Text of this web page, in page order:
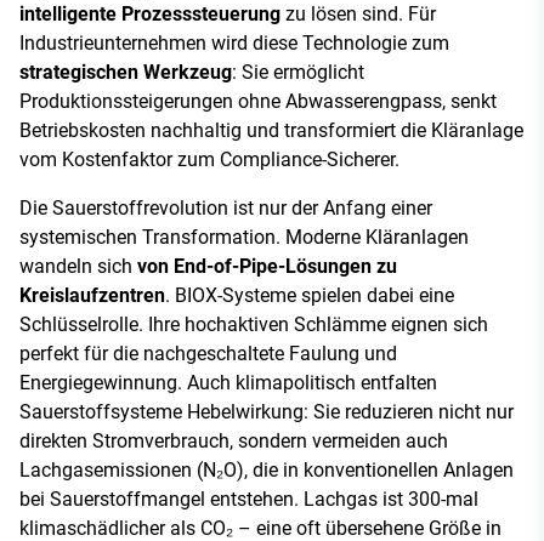
intelligente Prozesssteuerung zu lösen sind. Für
Industrieunternehmen wird diese Technologie zum
strategischen Werkzeug: Sie ermöglicht
Produktionssteigerungen ohne Abwasserengpass, senkt
Betriebskosten nachhaltig und transformiert die Kläranlage
vom Kostenfaktor zum Compliance-Sicherer.
Die Sauerstoffrevolution ist nur der Anfang einer
systemischen Transformation. Moderne Kläranlagen
wandeln sich von End-of-Pipe-Lösungen zu
Kreislaufzentren. BIOX-Systeme spielen dabei eine
Schlüsselrolle. Ihre hochaktiven Schlämme eignen sich
perfekt für die nachgeschaltete Faulung und
Energiegewinnung. Auch klimapolitisch entfalten
Sauerstoffsysteme Hebelwirkung: Sie reduzieren nicht nur
direkten Stromverbrauch, sondern vermeiden auch
Lachgasemissionen (N₂O), die in konventionellen Anlagen
bei Sauerstoffmangel entstehen. Lachgas ist 300-mal
klimaschädlicher als CO₂ – eine oft übersehene Größe in